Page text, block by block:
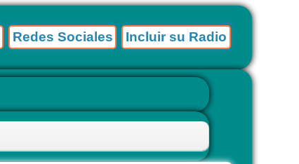
Redes Sociales Incluir su Radio